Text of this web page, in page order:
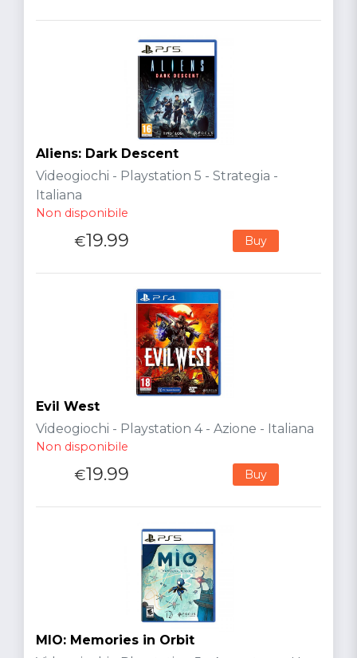
Aliens: Dark Descent
Videogiochi - Playstation 5 - Strategia -
Italiana
Non disponibile
€19.99 Buy
Evil West
Videogiochi - Playstation 4 - Azione - Italiana
Non disponibile
€19.99 Buy
MIO: Memories in Orbit